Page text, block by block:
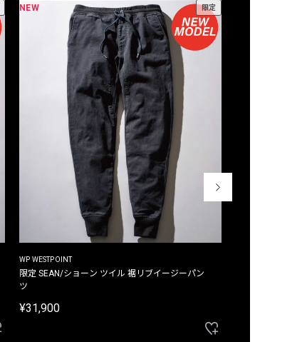
NEW 限定
WP WESTPOINT
限定 SEAN/ショーン ツイル 裾リブイージーパン
ツ
¥31,900